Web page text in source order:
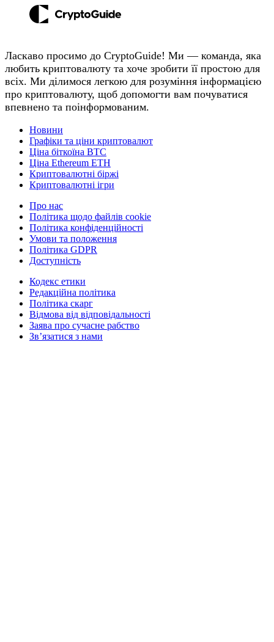
Ласкаво просимо до CryptoGuide! Ми — команда, яка
любить криптовалюту та хоче зробити її простою для
всіх. Ми ділимося легкою для розуміння інформацією
про криптовалюту, щоб допомогти вам почуватися
впевнено та поінформованим.
Новини
Графіки та ціни криптовалют
Ціна біткоїна BTC
Ціна Ethereum ETH
Криптовалютні біржі
Криптовалютні ігри
Про нас
Політика щодо файлів cookie
Політика конфіденційності
Умови та положення
Політика GDPR
Доступність
Кодекс етики
Редакційна політика
Політика скарг
Відмова від відповідальності
Заява про сучасне рабство
Зв’язатися з нами